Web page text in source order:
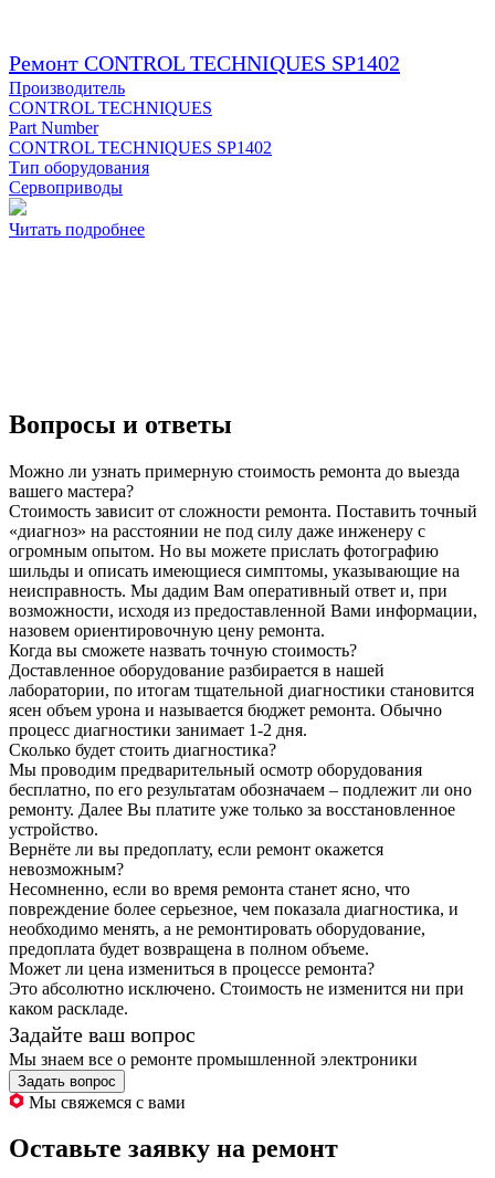
Ремонт CONTROL TECHNIQUES SP1402
Производитель
CONTROL TECHNIQUES
Part Number
CONTROL TECHNIQUES SP1402
Тип оборудования
Сервоприводы
Читать подробнее
Вопросы и ответы
Можно ли узнать примерную стоимость ремонта до выезда
вашего мастера?
Стоимость зависит от сложности ремонта. Поставить точный
«диагноз» на расстоянии не под силу даже инженеру с
огромным опытом. Но вы можете прислать фотографию
шильды и описать имеющиеся симптомы, указывающие на
неисправность. Мы дадим Вам оперативный ответ и, при
возможности, исходя из предоставленной Вами информации,
назовем ориентировочную цену ремонта.
Когда вы сможете назвать точную стоимость?
Доставленное оборудование разбирается в нашей
лаборатории, по итогам тщательной диагностики становится
ясен объем урона и называется бюджет ремонта. Обычно
процесс диагностики занимает 1-2 дня.
Сколько будет стоить диагностика?
Мы проводим предварительный осмотр оборудования
бесплатно, по его результатам обозначаем – подлежит ли оно
ремонту. Далее Вы платите уже только за восстановленное
устройство.
Вернёте ли вы предоплату, если ремонт окажется
невозможным?
Несомненно, если во время ремонта станет ясно, что
повреждение более серьезное, чем показала диагностика, и
необходимо менять, а не ремонтировать оборудование,
предоплата будет возвращена в полном объеме.
Может ли цена измениться в процессе ремонта?
Это абсолютно исключено. Стоимость не изменится ни при
каком раскладе.
Задайте ваш вопрос
Мы знаем все о ремонте промышленной электроники
Задать вопрос
Мы свяжемся с вами
Оставьте заявку на ремонт